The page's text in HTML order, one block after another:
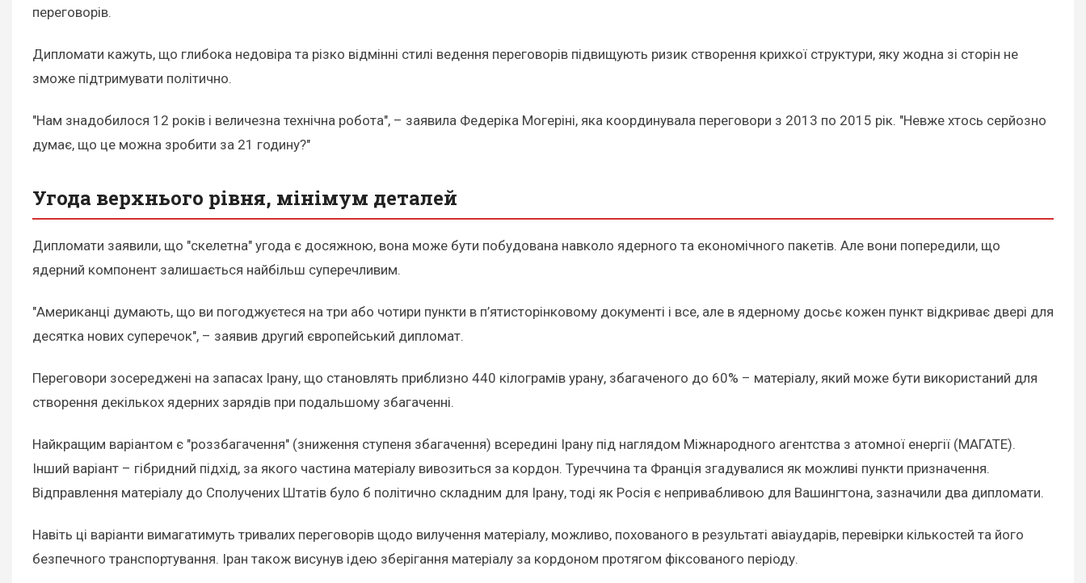
переговорів.
Дипломати кажуть, що глибока недовіра та різко відмінні стилі ведення переговорів підвищують ризик створення крихкої структури, яку жодна зі сторін не
зможе підтримувати політично.
"Нам знадобилося 12 років і величезна технічна робота", – заявила Федеріка Могеріні, яка координувала переговори з 2013 по 2015 рік. "Невже хтось серйозно
думає, що це можна зробити за 21 годину?"
Угода верхнього рівня, мінімум деталей
Дипломати заявили, що "скелетна" угода є досяжною, вона може бути побудована навколо ядерного та економічного пакетів. Але вони попередили, що
ядерний компонент залишається найбільш суперечливим.
"Американці думають, що ви погоджуєтеся на три або чотири пункти в п’ятисторінковому документі і все, але в ядерному досьє кожен пункт відкриває двері для
десятка нових суперечок", – заявив другий європейський дипломат.
Переговори зосереджені на запасах Ірану, що становлять приблизно 440 кілограмів урану, збагаченого до 60% – матеріалу, який може бути використаний для
створення декількох ядерних зарядів при подальшому збагаченні.
Найкращим варіантом є "роззбагачення" (зниження ступеня збагачення) всередині Ірану під наглядом Міжнародного агентства з атомної енергії (МАГАТЕ).
Інший варіант – гібридний підхід, за якого частина матеріалу вивозиться за кордон. Туреччина та Франція згадувалися як можливі пункти призначення.
Відправлення матеріалу до Сполучених Штатів було б політично складним для Ірану, тоді як Росія є непривабливою для Вашингтона, зазначили два дипломати.
Навіть ці варіанти вимагатимуть тривалих переговорів щодо вилучення матеріалу, можливо, похованого в результаті авіаударів, перевірки кількостей та його
безпечного транспортування. Іран також висунув ідею зберігання матеріалу за кордоном протягом фіксованого періоду.